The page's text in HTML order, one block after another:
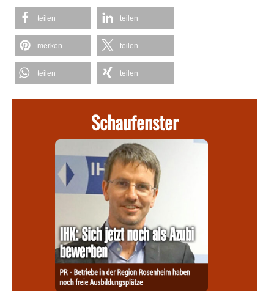
teilen teilen
merken teilen
teilen teilen
Schaufenster